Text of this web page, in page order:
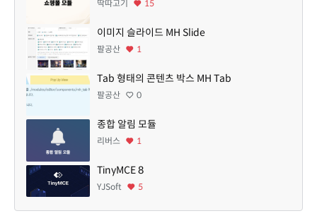
딱따고기 15
이미지 슬라이드 MH Slide
팔공산 1
Tab 형태의 콘텐츠 박스 MH Tab
팔공산 0
종합 알림 모듈
리버스 1
TinyMCE 8
YJSoft 5